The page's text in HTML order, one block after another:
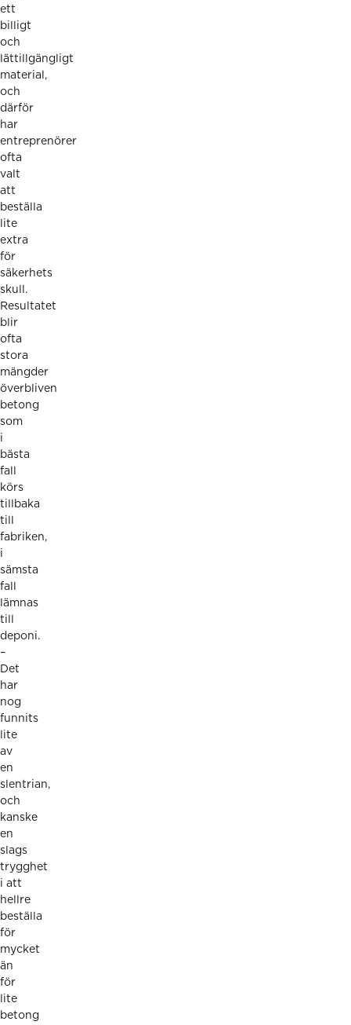
ett
billigt
och
lättillgängligt
material,
och
därför
har
entreprenörer
ofta
valt
att
beställa
lite
extra
för
säkerhets
skull.
Resultatet
blir
ofta
stora
mängder
överbliven
betong
som
i
bästa
fall
körs
tillbaka
till
fabriken,
i
sämsta
fall
lämnas
till
deponi.
–
Det
har
nog
funnits
lite
av
en
slentrian,
och
kanske
en
slags
trygghet
i att
hellre
beställa
för
mycket
än
för
lite
betong